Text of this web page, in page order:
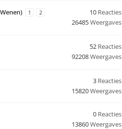
1 2 10 Reacties
26485Weergaves
52 Reacties
92208Weergaves
3 Reacties
15820Weergaves
0 Reacties
13860Weergaves